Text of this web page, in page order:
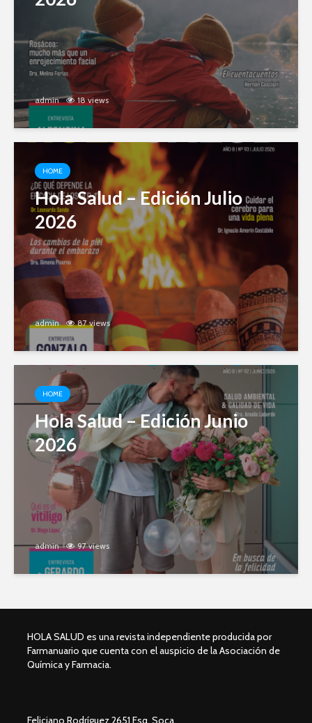
admin 18 views
HOME
Hola Salud – Edición Julio
2026
admin 87 views
HOME
Hola Salud – Edición Junio
2026
admin 97 views
HOLA SALUD es una revista independiente producida por
Farmanuario que cuenta con el auspicio de la Asociación de
Química y Farmacia.
Feliciano Rodríguez 2651 Esq. Soca.